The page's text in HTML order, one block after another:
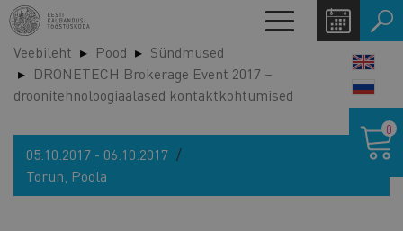
Liigu
edasi
põhisisu
juurde
Toggle
navigation
Veebileht Pood
Sündmused
DRONETECH Brokerage Event 2017 –
droonitehnoloogiaalased kontaktkohtumised
05.10.2017 - 06.10.2017
Torun, Poola
0